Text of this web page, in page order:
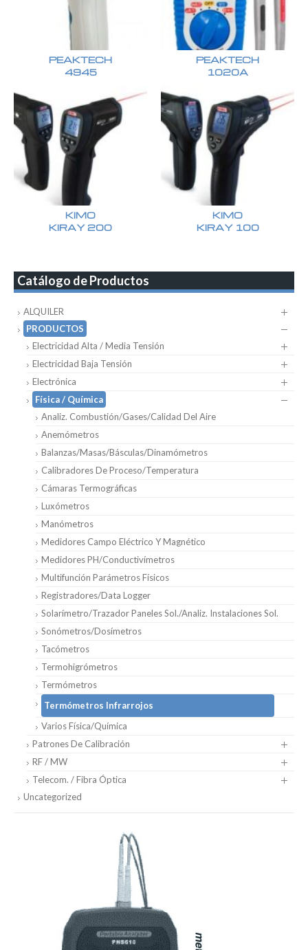
PEAKTECH
4945
PEAKTECH
1020A
KIMO
KIRAY 200
KIMO
KIRAY 100
Catálogo de Productos
ALQUILER
PRODUCTOS
Electricidad Alta / Media Tensión
Electricidad Baja Tensión
Electrónica
Física / Química
Analiz. Combustión/Gases/Calidad Del Aire
Anemómetros
Balanzas/Masas/Básculas/Dinamómetros
Calibradores De Proceso/Temperatura
Cámaras Termográficas
Luxómetros
Manómetros
Medidores Campo Eléctrico Y Magnético
Medidores PH/Conductivímetros
Multifunción Parámetros Físicos
Registradores/Data Logger
Solarímetro/Trazador Paneles Sol./Analiz. Instalaciones Sol.
Sonómetros/Dosímetros
Tacómetros
Termohigrómetros
Termómetros
Termómetros Infrarrojos
Varios Física/Química
Patrones De Calibración
RF / MW
Telecom. / Fibra Óptica
Uncategorized